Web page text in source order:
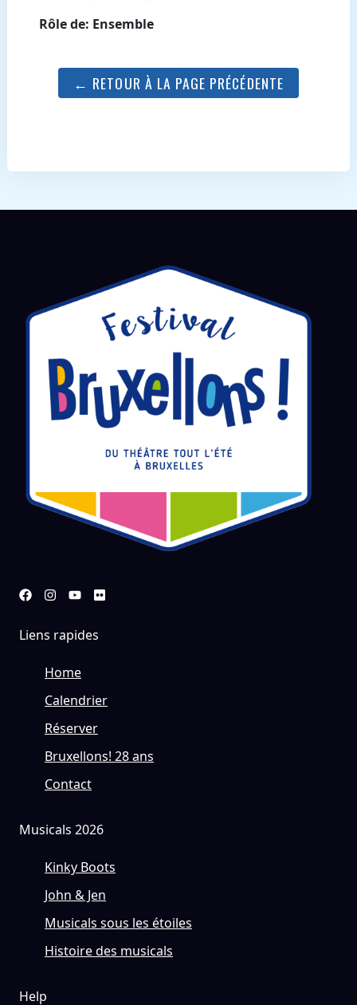
Rôle de: Ensemble
← RETOUR À LA PAGE PRÉCÉDENTE
Liens rapides
Home
Calendrier
Réserver
Bruxellons! 28 ans
Contact
Musicals 2026
Kinky Boots
John & Jen
Musicals sous les étoiles
Histoire des musicals
Help